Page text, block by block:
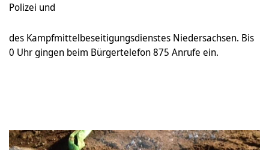
Polizei und
des Kampfmittelbeseitigungsdienstes Niedersachsen. Bis
0 Uhr gingen beim Bürgertelefon 875 Anrufe ein.